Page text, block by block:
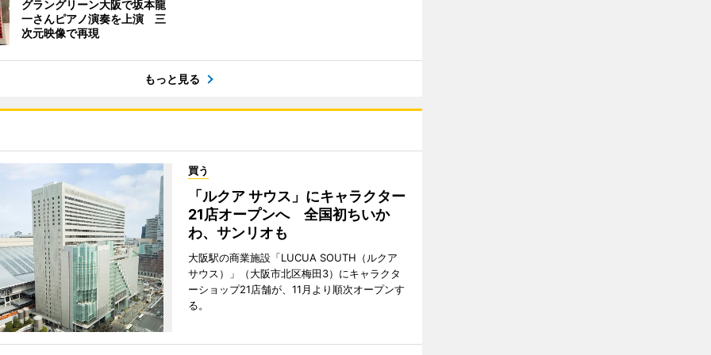
グラングリーン大阪で坂本龍
一さんピアノ演奏を上演 三
次元映像で再現
もっと見る
買う
「ルクア サウス」にキャラクター
21店オープンへ 全国初ちいか
わ、サンリオも
大阪駅の商業施設「LUCUA SOUTH（ルクア
サウス）」（大阪市北区梅田3）にキャラクタ
ーショップ21店舗が、11月より順次オープンす
る。